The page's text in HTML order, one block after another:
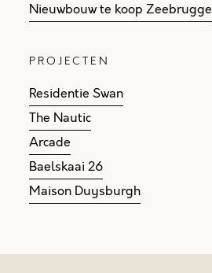
Nieuwbouw te koop Zeebrugge
PROJECTEN
Residentie Swan
The Nautic
Arcade
Baelskaai 26
Maison Duysburgh